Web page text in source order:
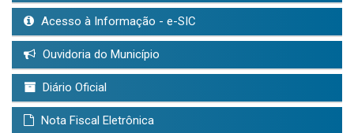
Acesso à Informação - e-SIC
Ouvidoria do Município
Diário Oficial
Nota Fiscal Eletrônica